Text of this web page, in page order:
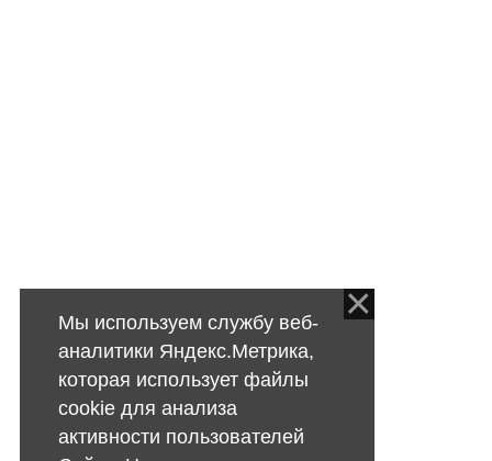
Мы используем службу веб-
аналитики Яндекс.Метрика,
которая использует файлы
cookie для анализа
активности пользователей